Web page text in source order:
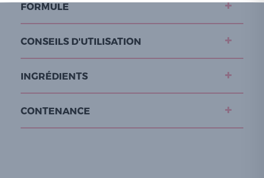
FORMULE
CONSEILS D'UTILISATION
INGRÉDIENTS
CONTENANCE